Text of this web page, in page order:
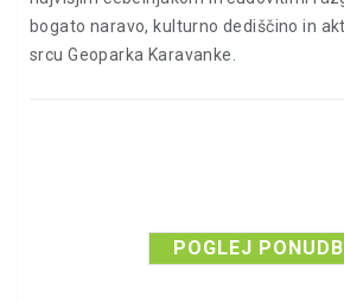
bogato naravo, kulturno dediščino in
srcu Geoparka Karavanke.
POGLEJ